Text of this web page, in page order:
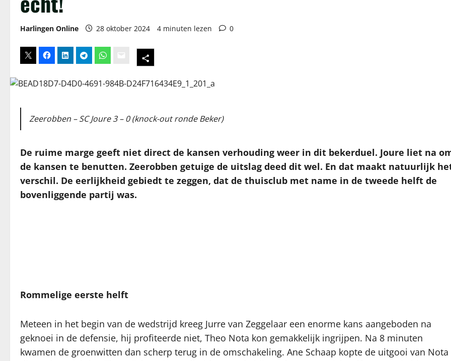
Harlingen Online 28 oktober 2024 4 minuten lezen 0
Zeerobben – SC Joure 3 – 0 (knock-out ronde Beker)
De ruime marge geeft niet direct de kansen verhouding weer in dit bekerduel. Joure liet na
de kansen te benutten. Zeerobben getuige de uitslag deed dit wel. En dat maakt natuurlijk
verschil. De eerlijkheid gebiedt te zeggen, dat de thuisclub met name in de tweede helft de
bovenliggende partij was.
Rommelige eerste helft
Meteen in het begin van de wedstrijd kreeg Jurre van Zeggelaar een enorme kans aangeboden na
geknoei in de defensie, hij profiteerde niet, Theo Nota kon gemakkelijk ingrijpen. Na 8 minuten
kwamen de groenwitten dan scherp terug in de omschakeling. Ane Schaap kopte de uitgooi van Nota